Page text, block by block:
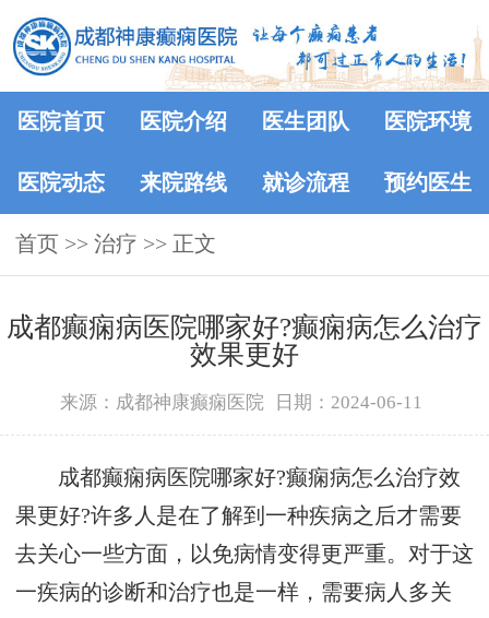
医院首页 医院介绍 医生团队 医院环境
医院动态 来院路线 就诊流程 预约医生
首页 >> 治疗 >> 正文
成都癫痫病医院哪家好?癫痫病怎么治疗
效果更好
来源：成都神康癫痫医院 日期：2024-06-11
成都癫痫病医院哪家好?癫痫病怎么治疗效
果更好?许多人是在了解到一种疾病之后才需要
去关心一些方面，以免病情变得更严重。对于这
一疾病的诊断和治疗也是一样，需要病人多关